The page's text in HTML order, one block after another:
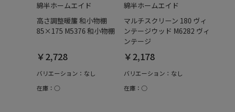
綿半ホームエイド
高さ調整暖簾 和小物棚
85×175 M5376 和小物棚
￥2,728
バリエーション：なし
在庫：○
綿半ホームエイド
マルチスクリーン 180 ヴィ
ンテージウッド M6282 ヴィ
ンテージ
￥2,178
バリエーション：なし
在庫：○